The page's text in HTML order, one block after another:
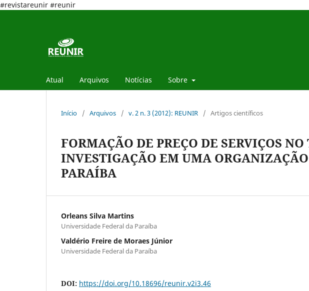
#revistareunir #reunir
Atual Arquivos Notícias Sobre
Início / Arquivos / v. 2 n. 3 (2012): REUNIR / Artigos científicos
FORMAÇÃO DE PREÇO DE SERVIÇOS
INVESTIGAÇÃO EM UMA
PARAÍBA
Orleans Silva Martins
Universidade Federal da Paraíba
Valdério Freire de Moraes Júnior
Universidade Federal da Paraíba
DOI: https://doi.org/10.18696/reunir.v2i3.46